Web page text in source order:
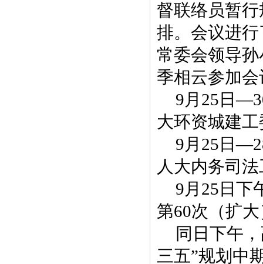
督联络员暂
排。会议进
常委会领导
季相云参加
9月25日
大环资城建
9月25日
人大内务司
9月25日下
第60次（扩
同日下午
三五”规划中